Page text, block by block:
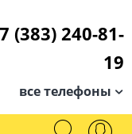
(383) 240-81-
19
все телефоны